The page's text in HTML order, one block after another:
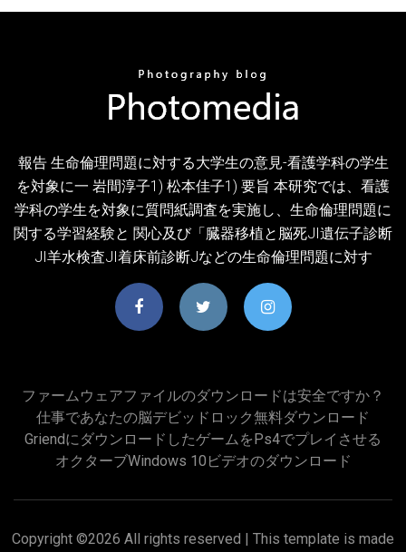
報告 生命倫理問題に対する大学生の意見-看護学科の学生
を対象に一 岩間淳子1) 松本佳子1) 要旨 本研究では、看護
学科の学生を対象に質問紙調査を実施し、生命倫理問題に
関する学習経験と 関心及び「臓器移植と脳死JI遺伝子診断
JI羊水検査JI着床前診断Jなどの生命倫理問題に対す
ファームウェアファイルのダウンロードは安全ですか？
仕事であなたの脳デビッドロック無料ダウンロード
Griendにダウンロードしたゲームをps4でプレイさせる
オクターブWindows 10ビデオのダウンロード
Copyright ©2026 All rights reserved | This template is made